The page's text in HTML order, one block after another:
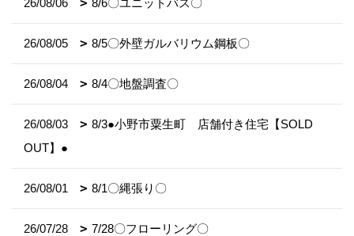
26/08/06 8/6〇ユニットバス〇
26/08/05 8/5〇外壁ガルバリウム鋼板〇
26/08/04 8/4〇地盤調査〇
26/08/03
8/3●小野市粟生町 店舗付き住宅【SOLD
OUT】●
26/08/01 8/1〇縄張り〇
26/07/28 7/28〇フローリング〇